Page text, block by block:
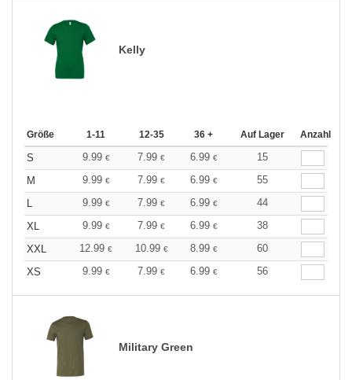
Kelly
Größe 1-11 12-35 36 + Auf Lager Anzahl
S 9.99 € 7.99 € 6.99 €
15
M
9.99 € 7.99 € 6.99 €
55
L
9.99 € 7.99 € 6.99 €
44
XL
9.99 € 7.99 € 6.99 €
38
XXL
12.99 € 10.99 € 8.99 €
60
XS
9.99 € 7.99 € 6.99 € 56
Military Green